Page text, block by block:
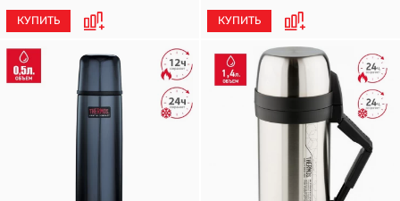
КУПИТЬ КУПИТЬ